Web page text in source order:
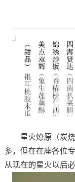
星火燎原（炭
多，但在在座各位
从现在的星火以后